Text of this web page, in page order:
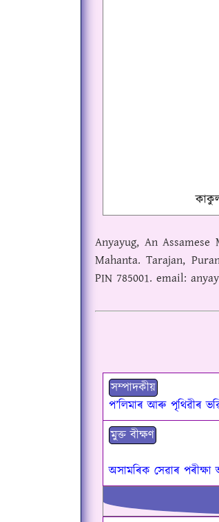
Anyayug, An
Mahanta. Tarajan,
PIN 785001. email:
সম্পাদকীয়
প’লিমাৰ আৰু পৃথিৱীৰ
মুক্ত বীক্ষণ
অসামৰিক সেৱাৰ